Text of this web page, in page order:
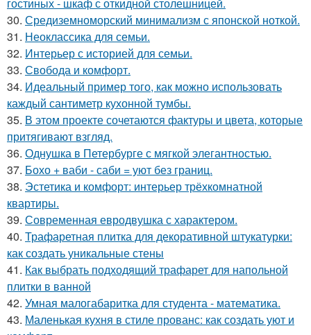
30. Средиземноморский минимализм с японской ноткой.
31. Неоклассика для семьи.
32. Интерьер с историей для семьи.
33. Свобода и комфорт.
34. Идеальный пример того, как можно использовать
каждый сантиметр кухонной тумбы.
35. В этом проекте сочетаются фактуры и цвета, которые
притягивают взгляд.
36. Однушка в Петербурге с мягкой элегантностью.
37. Бохо + ваби - саби = уют без границ.
38. Эстетика и комфорт: интерьер трёхкомнатной
квартиры.
39. Современная евродвушка с характером.
40. Трафаретная плитка для декоративной штукатурки:
как создать уникальные стены
41. Как выбрать подходящий трафарет для напольной
плитки в ванной
42. Умная малогабаритка для студента - математика.
43. Маленькая кухня в стиле прованс: как создать уют и